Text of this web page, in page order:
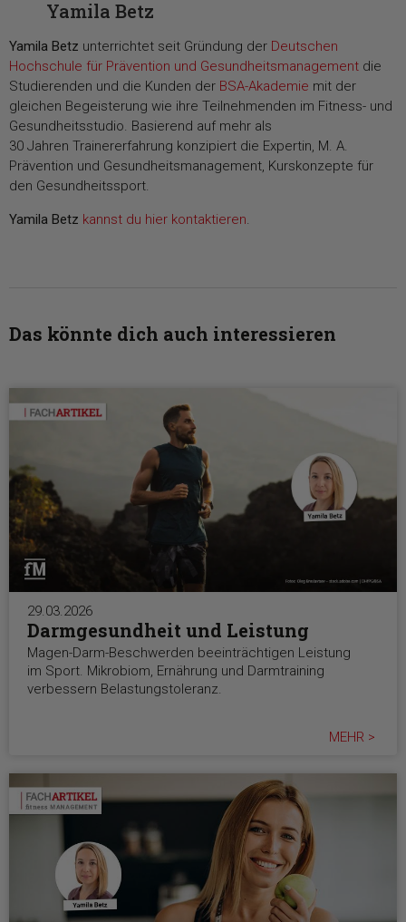
Yamila Betz
Yamila Betz unterrichtet seit Gründung der Deutschen
Hochschule für Prävention und Gesundheitsmanagement die
Studierenden und die Kunden der BSA-Akademie mit der
gleichen Begeisterung wie ihre Teilnehmenden im Fitness- und
Gesundheitsstudio. Basierend auf mehr als
30 Jahren Trainererfahrung konzipiert die Expertin, M. A.
Prävention und Gesundheitsmanagement, Kurskonzepte für
den Gesundheitssport.
Yamila Betz kannst du hier kontaktieren.
Das könnte dich auch interessieren
29.03.2026
Darmgesundheit und Leistung
Magen-Darm-Beschwerden beeinträchtigen Leistung
im Sport. Mikrobiom, Ernährung und Darmtraining
verbessern Belastungstoleranz.
MEHR >